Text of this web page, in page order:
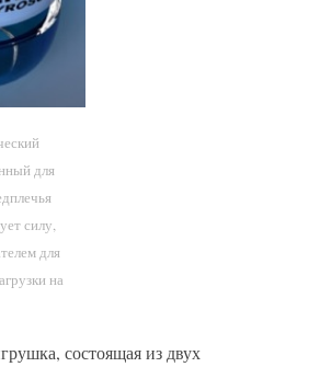
для
силу,
для
на
состоящая из двух